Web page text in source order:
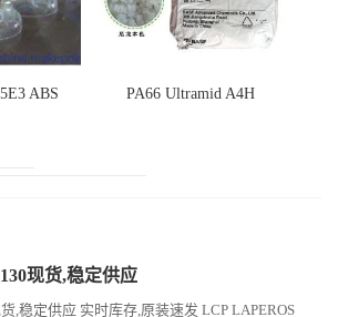
ABS PA66 Ultramid A4H
现货,稳定供应
,稳定供应 实时库存,原装速发 LCP LAPEROS